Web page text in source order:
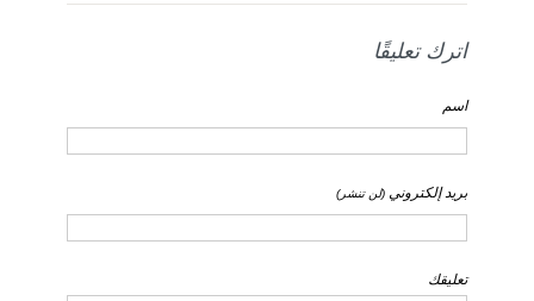
اترك تعليقًا
اسم
بريد إلكتروني (لن تنشر)
تعليقك